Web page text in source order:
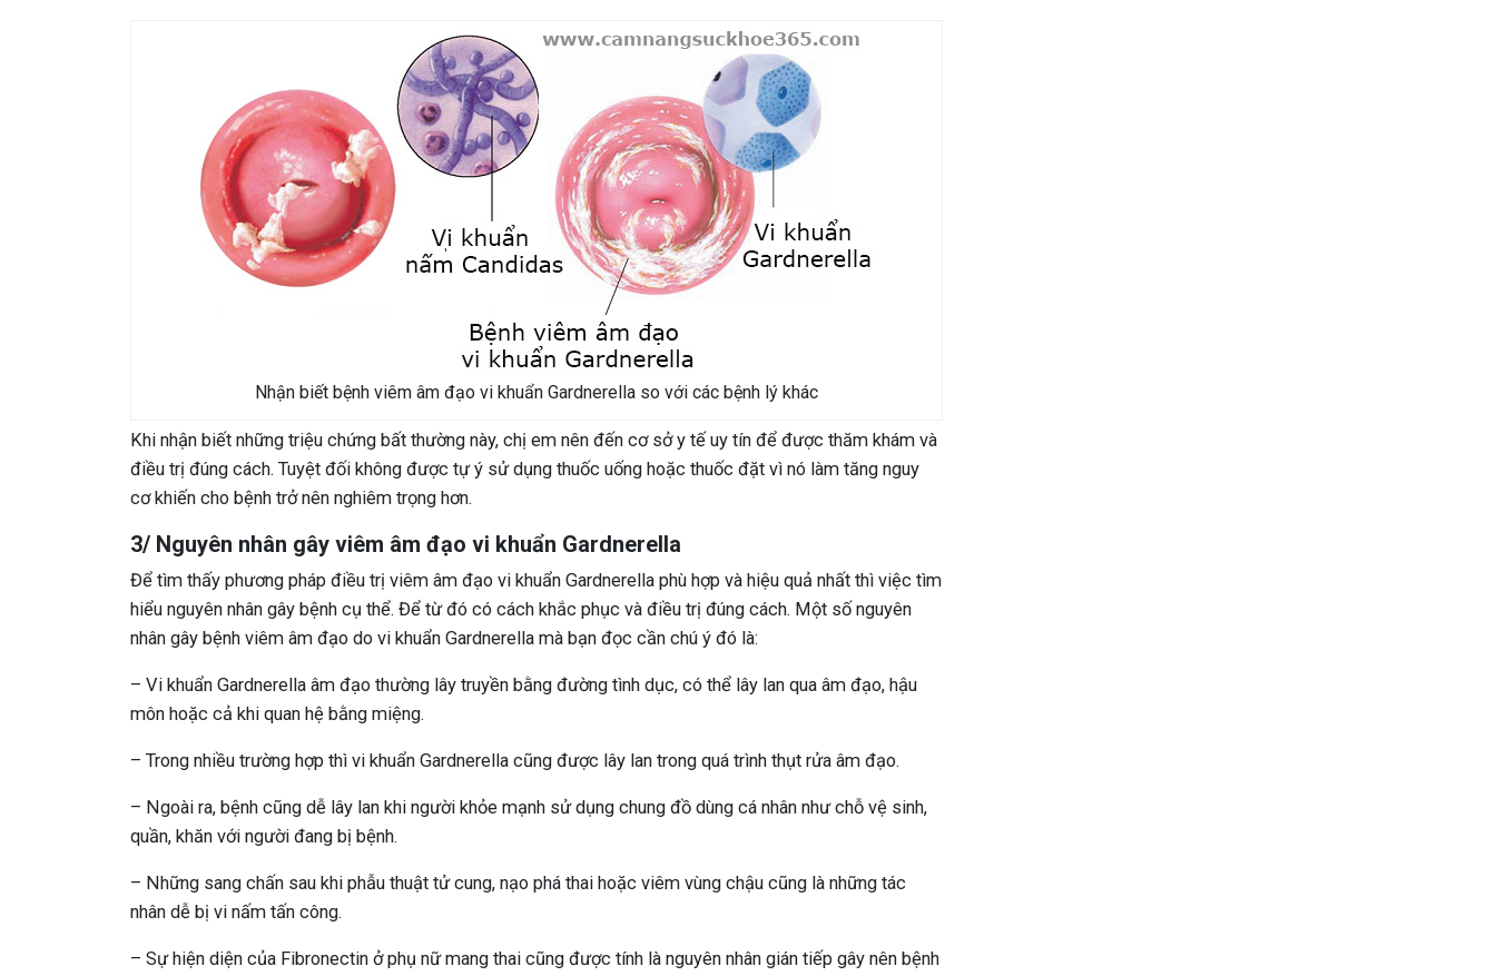
Nhận biết bệnh viêm âm đạo vi khuẩn Gardnerella so với các bệnh lý khác
Khi nhận biết những triệu chứng bất thường này, chị em nên đến cơ sở y tế uy tín để được thăm khám và
điều trị đúng cách. Tuyệt đối không được tự ý sử dụng thuốc uống hoặc thuốc đặt vì nó làm tăng nguy
cơ khiến cho bệnh trở nên nghiêm trọng hơn.
3/ Nguyên nhân gây viêm âm đạo vi khuẩn Gardnerella
Để tìm thấy phương pháp điều trị viêm âm đạo vi khuẩn Gardnerella phù hợp và hiệu quả nhất thì việc tìm
hiểu nguyên nhân gây bệnh cụ thể. Để từ đó có cách khắc phục và điều trị đúng cách. Một số nguyên
nhân gây bệnh viêm âm đạo do vi khuẩn Gardnerella mà bạn đọc cần chú ý đó là:
– Vi khuẩn Gardnerella âm đạo thường lây truyền bằng đường tình dục, có thể lây lan qua âm đạo, hậu
môn hoặc cả khi quan hệ bằng miệng.
– Trong nhiều trường hợp thì vi khuẩn Gardnerella cũng được lây lan trong quá trình thụt rửa âm đạo.
– Ngoài ra, bệnh cũng dễ lây lan khi người khỏe mạnh sử dụng chung đồ dùng cá nhân như chỗ vệ sinh,
quần, khăn với người đang bị bệnh.
– Những sang chấn sau khi phẫu thuật tử cung, nạo phá thai hoặc viêm vùng chậu cũng là những tác
nhân dễ bị vi nấm tấn công.
– Sự hiện diện của Fibronectin ở phụ nữ mang thai cũng được tính là nguyên nhân gián tiếp gây nên bệnh